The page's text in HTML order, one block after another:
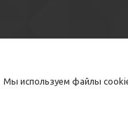
Мы используем файлы